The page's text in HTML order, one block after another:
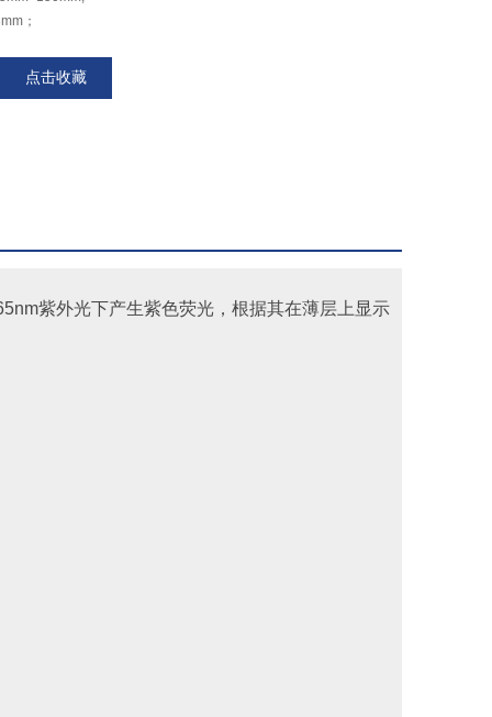
；
点击收藏
紫外光下产生紫色荧光，根据其在薄层上显示